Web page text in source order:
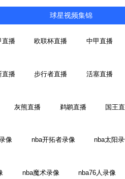
球星视频集锦
直播 欧联杯直播 中甲直播
直播 步行者直播 活塞直播
灰熊直播 鹈鹕直播 国王
像 nba开拓者录像 nba太阳
nba魔术录像 nba76人录像